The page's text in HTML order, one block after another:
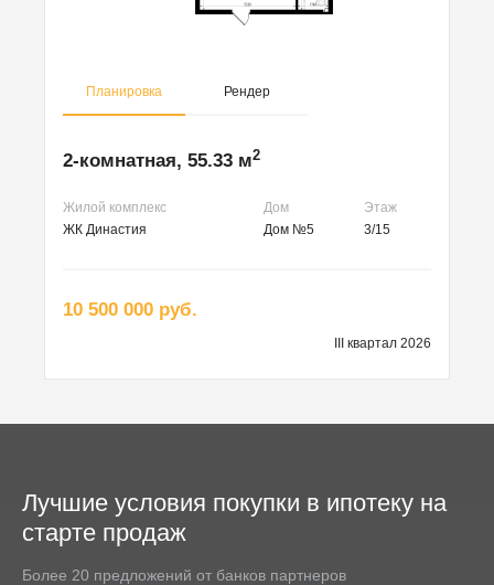
Планировка Рендер
2-комнатная, 55.33 м2
Жилой комплекс Дом
Этаж
ЖК Династия
Дом №5 3/15
10 500 000 руб.
III квартал 2026
Лучшие условия покупки в ипотеку на
старте продаж
Более 20 предложений от банков партнеров